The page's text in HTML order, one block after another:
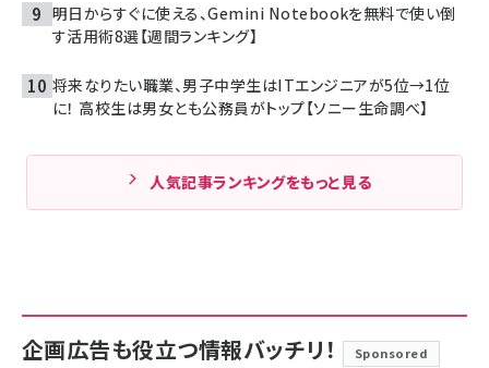
明日からすぐに使える、Gemini Notebookを無料で使い倒
す活用術8選【週間ランキング】
将来なりたい職業、男子中学生はITエンジニアが5位→1位
に！ 高校生は男女とも公務員がトップ【ソニー生命調べ】
人気記事ランキングをもっと見る
企画広告も役立つ情報バッチリ！ Sponsored